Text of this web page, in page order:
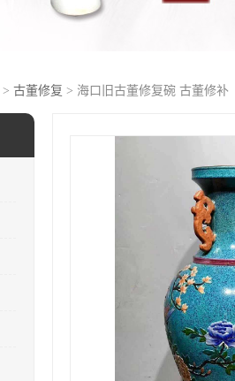
> 古董修复 > 海口旧古董修复碗 古董修补